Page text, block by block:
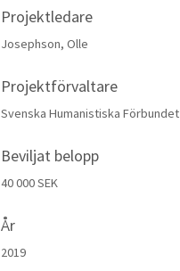
Projektledare
Josephson, Olle
Projektförvaltare
Svenska Humanistiska Förbundet
Beviljat belopp
40 000 SEK
År
2019